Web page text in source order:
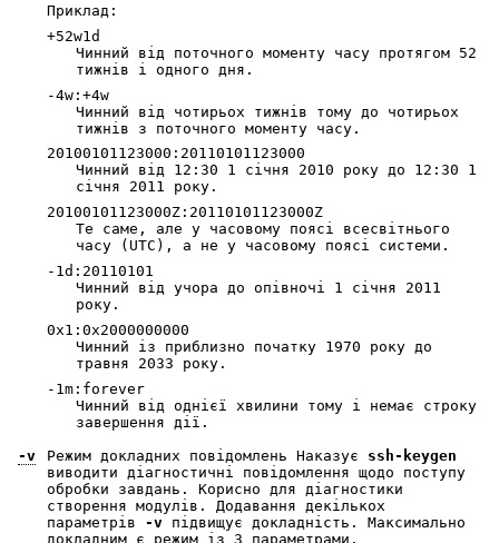
Приклад:
+52w1d
Чинний від поточного моменту часу протягом 52
тижнів і одного дня.
-4w:+4w
Чинний від чотирьох тижнів тому до чотирьох
тижнів з поточного моменту часу.
20100101123000:20110101123000
Чинний від 12:30 1 січня 2010 року до 12:30 1
січня 2011 року.
20100101123000Z:20110101123000Z
Те саме, але у часовому поясі всесвітнього
часу (UTC), а не у часовому поясі системи.
-1d:20110101
Чинний від учора до опівночі 1 січня 2011
року.
0x1:0x2000000000
Чинний із приблизно початку 1970 року до
травня 2033 року.
-1m:forever
Чинний від однієї хвилини тому і немає строку
завершення дії.
-v Режим докладних повідомлень Наказує ssh-keygen
виводити діагностичні повідомлення щодо поступу
обробки завдань. Корисно для діагностики
створення модулів. Додавання декількох
параметрів -v
докладним є режим із 3 параметрами.